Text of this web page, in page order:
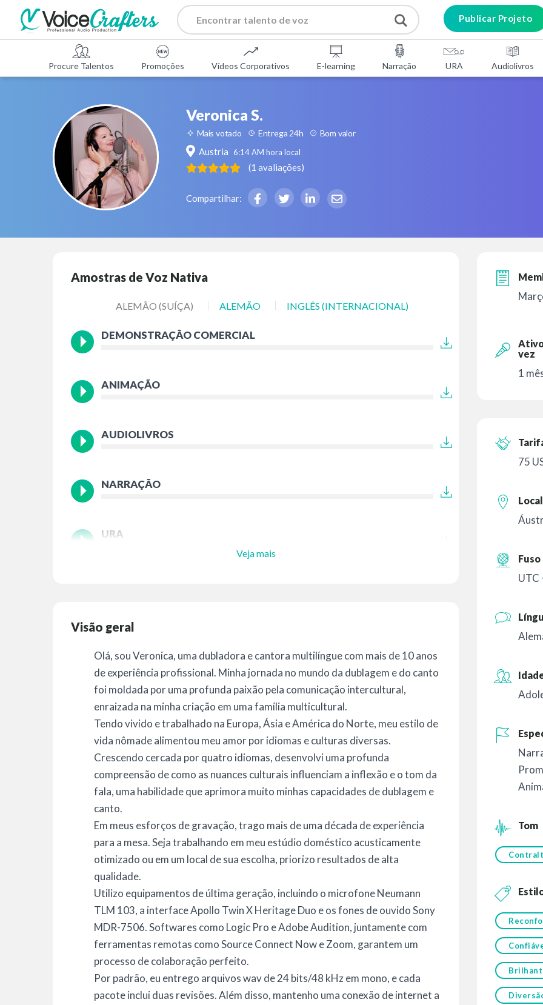
Publicar Projeto
Procure Talentos Promoções Vídeos Corporativos E-learning Narração URA Audiolivros
Veronica S.
Mais votado Entrega 24h Bom valor
Austria 6:14 AM hora local
(1 avaliações)
Compartilhar:
Amostras de Voz Nativa
ALEMÃO (SUÍÇA) ALEMÃO INGLÊS (INTERNACIONAL)
DEMONSTRAÇÃO COMERCIAL
ANIMAÇÃO
AUDIOLIVROS
NARRAÇÃO
URA
Veja mais
Visão geral
Olá, sou Veronica, uma dubladora e cantora multilíngue com mais de 10 anos
de experiência profissional. Minha jornada no mundo da dublagem e do canto
foi moldada por uma profunda paixão pela comunicação intercultural,
enraizada na minha criação em uma família multicultural.
Tendo vivido e trabalhado na Europa, Ásia e América do Norte, meu estilo de
vida nômade alimentou meu amor por idiomas e culturas diversas.
Crescendo cercada por quatro idiomas, desenvolvi uma profunda
compreensão de como as nuances culturais influenciam a inflexão e o tom da
fala, uma habilidade que aprimora muito minhas capacidades de dublagem e
canto.
Em meus esforços de gravação, trago mais de uma década de experiência
para a mesa. Seja trabalhando em meu estúdio doméstico acusticamente
otimizado ou em um local de sua escolha, priorizo resultados de alta
qualidade.
Utilizo equipamentos de última geração, incluindo o microfone Neumann
TLM 103, a interface Apollo Twin X Heritage Duo e os fones de ouvido Sony
MDR-7506. Softwares como Logic Pro e Adobe Audition, juntamente com
ferramentas remotas como Source Connect Now e Zoom, garantem um
processo de colaboração perfeito.
Por padrão, eu entrego arquivos wav de 24 bits/48 kHz em mono, e cada
pacote inclui duas revisões. Além disso, mantenho uma conexão de internet a
vez
1
75
UTC
Tom